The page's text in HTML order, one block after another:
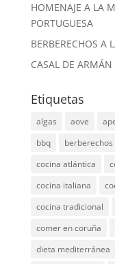
HOMENAJE A LA
PORTUGUESA
BERBERECHOS A
CASAL DE ARMÁN
Etiquetas
algas aove
bbq
berberechos
cocina atlántica
cocina italiana
cocina tradicional
comer en coruña
dieta mediterránea